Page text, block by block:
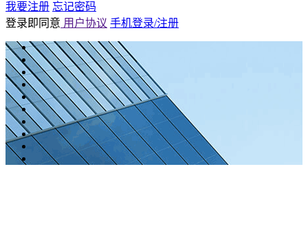
我要注册 忘记密码
登录即同意 用户协议 手机登录/注册